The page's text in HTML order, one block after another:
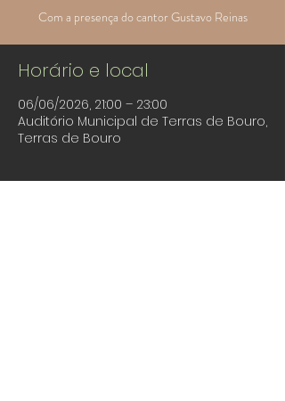
Com a presença do cantor Gustavo Reinas
Horário e local
06/06/2026, 21:00 – 23:00
Auditório Municipal de Terras de Bouro,
Terras de Bouro